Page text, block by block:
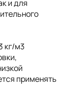
и для
кг/м3
применять